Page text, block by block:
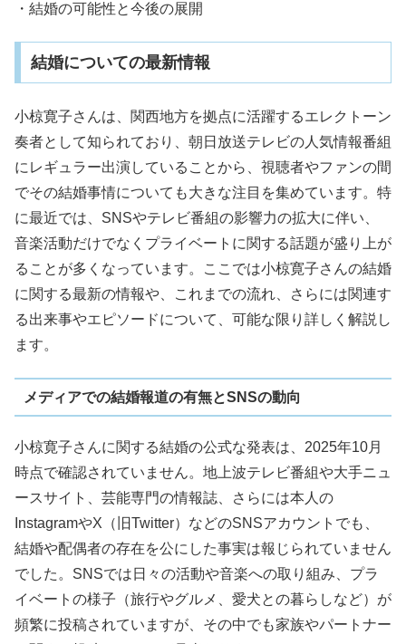
・結婚の可能性と今後の展開
結婚についての最新情報
小椋寛子さんは、関西地方を拠点に活躍するエレクトーン
奏者として知られており、朝日放送テレビの人気情報番組
にレギュラー出演していることから、視聴者やファンの間
でその結婚事情についても大きな注目を集めています。特
に最近では、SNSやテレビ番組の影響力の拡大に伴い、
音楽活動だけでなくプライベートに関する話題が盛り上が
ることが多くなっています。ここでは小椋寛子さんの結婚
に関する最新の情報や、これまでの流れ、さらには関連す
る出来事やエピソードについて、可能な限り詳しく解説し
ます。
メディアでの結婚報道の有無とSNSの動向
小椋寛子さんに関する結婚の公式な発表は、2025年10月
時点で確認されていません。地上波テレビ番組や大手ニュ
ースサイト、芸能専門の情報誌、さらには本人の
InstagramやX（旧Twitter）などのSNSアカウントでも、
結婚や配偶者の存在を公にした事実は報じられていません
でした。SNSでは日々の活動や音楽への取り組み、プラ
イベートの様子（旅行やグルメ、愛犬との暮らしなど）が
頻繁に投稿されていますが、その中でも家族やパートナー